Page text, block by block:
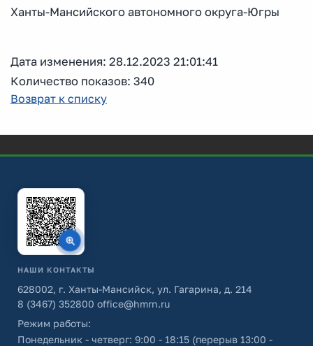
Ханты-Мансийского автономного округа-Югры
Дата изменения: 28.12.2023 21:01:41
Количество показов: 340
Возврат к списку
НАШИ КОНТАКТЫ
628002, г. Ханты-Мансийск, ул. Гагарина, д. 214
8 (3467) 352800 office@hmrn.ru
Режим работы:
Понедельник - четверг: 9:00 - 18:15 (перерыв 13:00 -